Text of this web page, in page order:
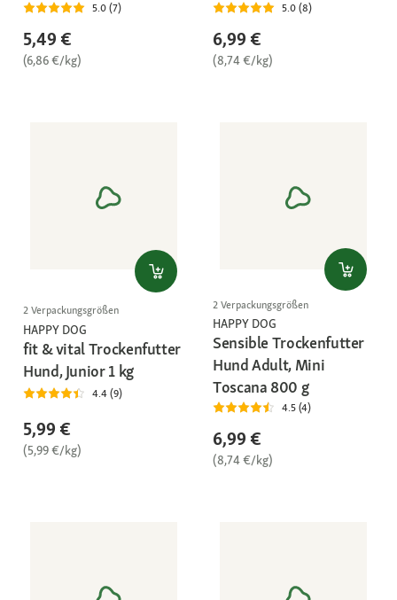
5.0 (7)
5,49 €
(6,86 €/kg)
5.0 (8)
6,99 €
(8,74 €/kg)
2 Verpackungsgrößen
HAPPY DOG
fit & vital Trockenfutter
Hund, Junior 1 kg
4.4 (9)
5,99 €
(5,99 €/kg)
2 Verpackungsgrößen
HAPPY DOG
Sensible Trockenfutter
Hund Adult, Mini
Toscana 800 g
4.5 (4)
6,99 €
(8,74 €/kg)